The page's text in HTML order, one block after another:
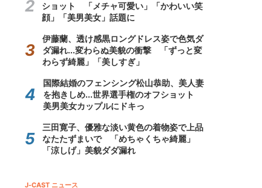
ショット 「メチャ可愛い」「かわいい笑
顔」「美男美女」話題に
伊藤蘭、透け感黒ロングドレス姿で色気ダ
ダ漏れ...変わらぬ美貌の衝撃 「ずっと変
わらず綺麗」「美しすぎ」
国際結婚のフェンシング松山恭助、美人妻
を抱きしめ...世界選手権のオフショット
美男美女カップルにドキっ
三田寛子、優雅な淡い黄色の着物姿で上品
なたたずまいで 「めちゃくちゃ綺麗」
「涼しげ」美貌ダダ漏れ
J-CAST ニュース